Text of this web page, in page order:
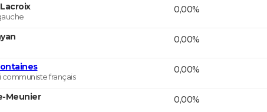
0,00%
0,00%
communiste français
0,00%
Meunier 0,00%